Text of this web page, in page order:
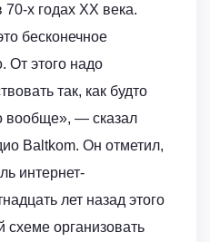
х годах XX века.
бесконечное
От этого надо
так, как будто
вообще», — сказал
Baltkom. Он отметил,
интернет-
лет назад этого
схеме организовать